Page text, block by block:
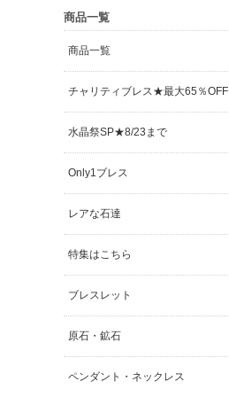
商品一覧
商品一覧
チャリティブレス★最大65％OFF
水晶祭SP★8/23まで
Only1ブレス
レアな石達
特集はこちら
ブレスレット
原石・鉱石
ペンダント・ネックレス